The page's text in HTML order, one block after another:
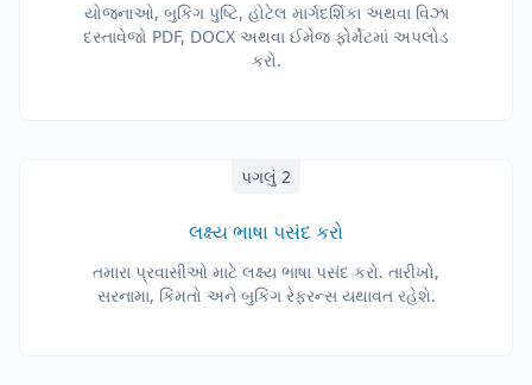
યોજનાઓ, બુકિંગ પુષ્ટિ, હોટેલ માર્ગદર્શિકા અથવા વિઝા
દસ્તાવેજો PDF, DOCX અથવા ઈમેજ ફોર્મેટમાં અપલોડ
કરો.
પગલું 2
લક્ષ્ય ભાષા પસંદ કરો
તમારા પ્રવાસીઓ માટે લક્ષ્ય ભાષા પસંદ કરો. તારીખો,
સરનામા, કિંમતો અને બુકિંગ રેફરન્સ યથાવત રહેશે.